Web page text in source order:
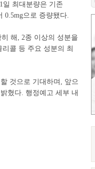
일 최대분량은 기존
0.5mg으로 증량됐다.
해, 2종 이상의 성분을
콜 등 주요 성분의 최
것으로 기대하며, 앞으
혔다. 행정예고 세부 내